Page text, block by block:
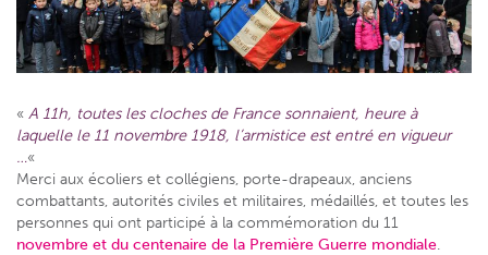
« A 11h, toutes les cloches de France sonnaient, heure à
laquelle le 11 novembre 1918, l’armistice est entré en vigueur
…«
Merci aux écoliers et collégiens, porte-drapeaux, anciens
combattants, autorités civiles et militaires, médaillés, et toutes les
personnes qui ont participé à la commémoration du 11
novembre et du centenaire de la Première Guerre mondiale.